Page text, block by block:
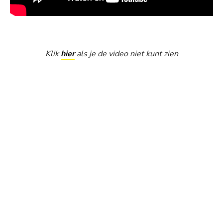
Klikhierals je de video niet kunt zien